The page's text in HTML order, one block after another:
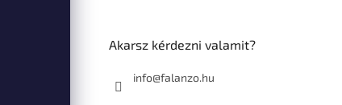
Akarsz kérdezni valamit?
info@falanzo.hu